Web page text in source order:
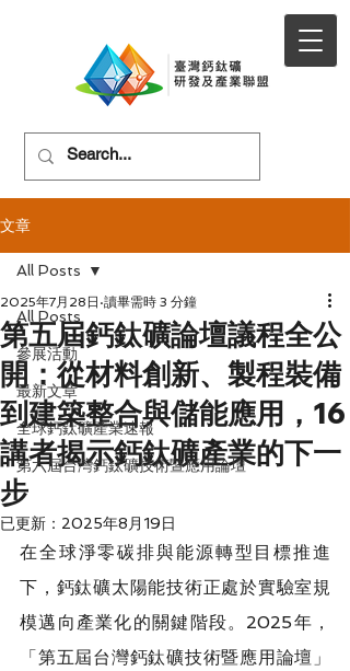
文章
All Posts
參展活動
最新文章
全球鈣鈦礦產業速報
第六屆台灣鈣鈦礦技術暨應用論壇
All Posts
第五屆鈣鈦礦論壇議程全公
開：從材料創新、製程裝備
到建築整合與儲能應用，16
講者揭示鈣鈦礦產業的下一
步
2025年7月28日 讀畢需時 3 分鐘
已更新： 2025年8月19日
在全球淨零碳排與能源轉型目標推進
下，鈣鈦礦太陽能技術正處於實驗室規
模邁向產業化的關鍵階段。2025年，
「第五屆台灣鈣鈦礦技術暨應用論壇」